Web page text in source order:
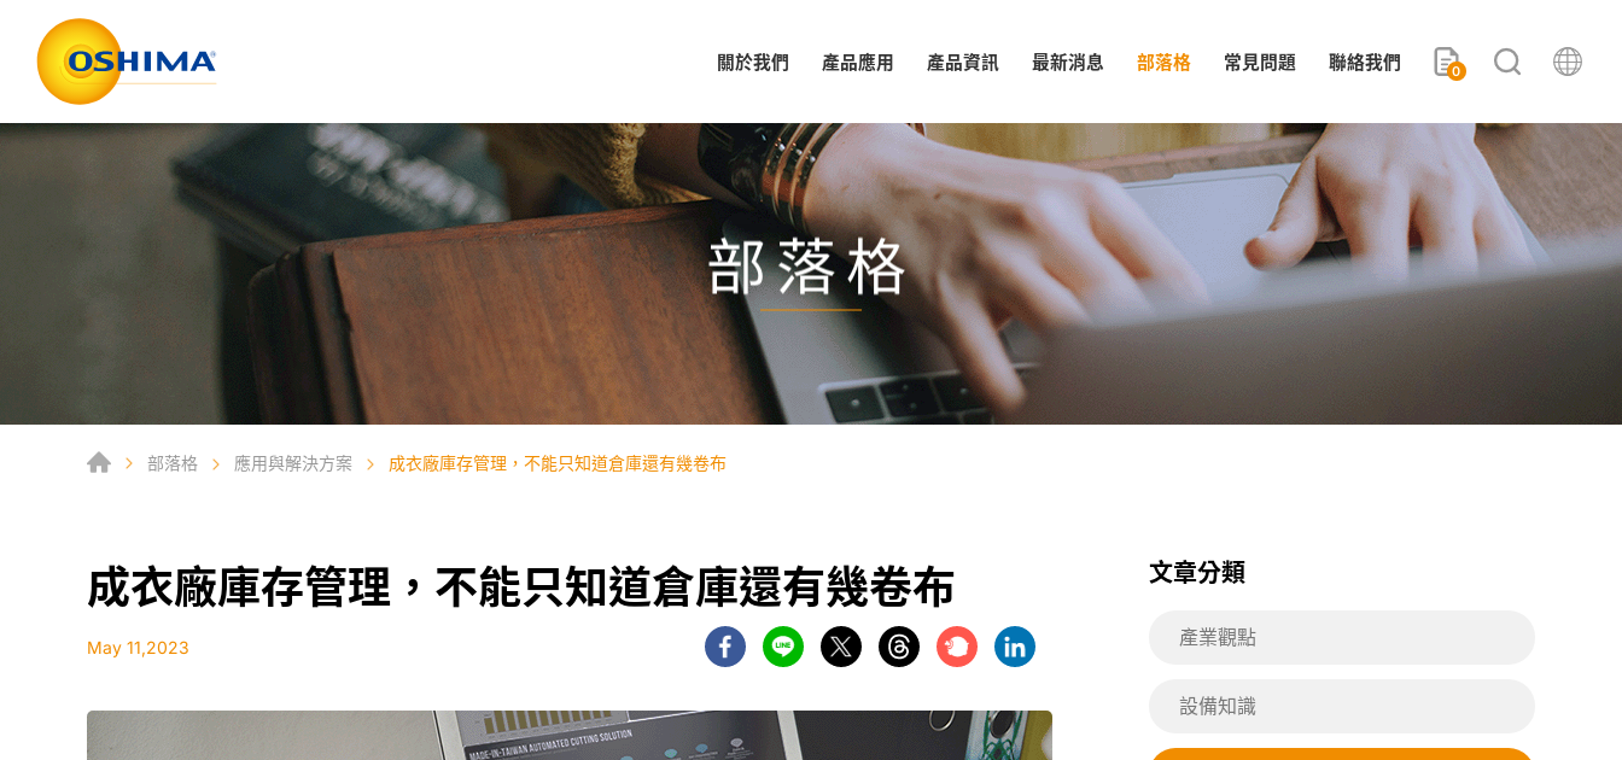
關於我們 產品應用 產品資訊 最新消息 部落格 常見問題 聯絡我們 0
部落格
部落格 應用與解決方案 成衣廠庫存管理，不能只知道倉庫還有幾卷布
成衣廠庫存管理，不能只知道倉庫還有幾卷布
May 11,2023
文章分類
產業觀點
設備知識